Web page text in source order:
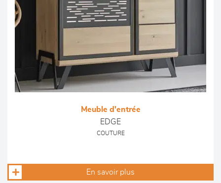
Meuble d'entrée
EDGE
COUTURE
En savoir plus